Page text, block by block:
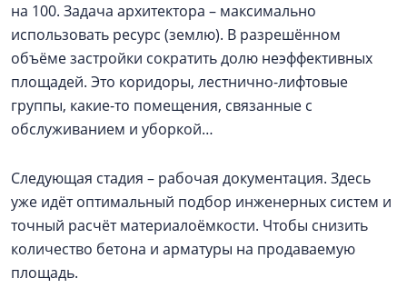
на 100. Задача архитектора – максимально
использовать ресурс (землю). В разрешённом
объёме застройки сократить долю неэффективных
площадей. Это коридоры, лестнично-лифтовые
группы, какие-то помещения, связанные с
обслуживанием и уборкой…
Следующая стадия – рабочая документация. Здесь
уже идёт оптимальный подбор инженерных систем и
точный расчёт материалоёмкости. Чтобы снизить
количество бетона и арматуры на продаваемую
площадь.